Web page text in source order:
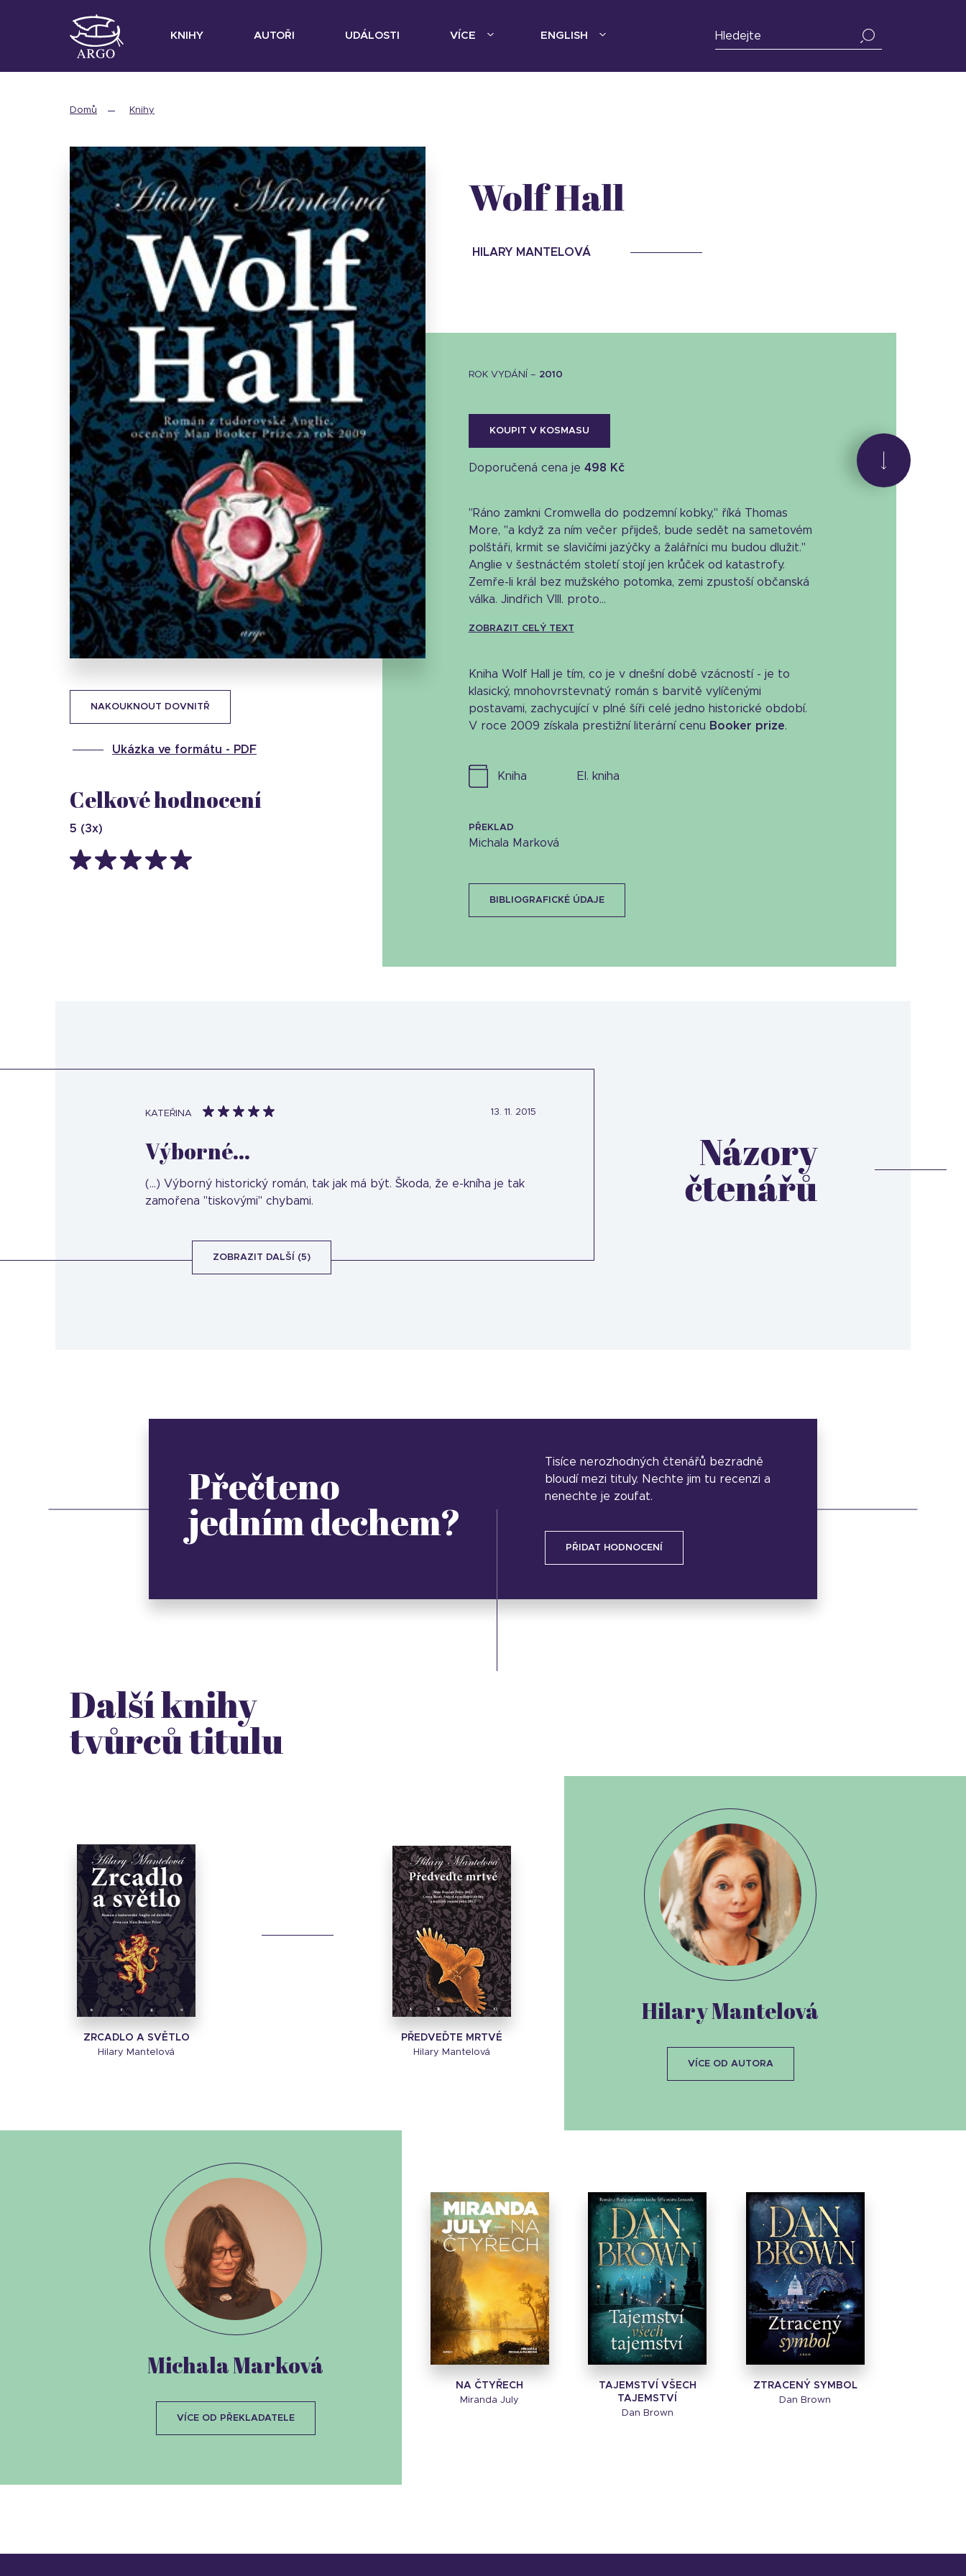
KNIHY AUTOŘI UDÁLOSTI VÍCE ENGLISH
Domů Knihy
Stáhnout obálku
34.38 KB
NAKOUKNOUT DOVNITŘ
Ukázka ve formátu - PDF
Wolf Hall
HILARY MANTELOVÁ
ROK VYDÁNÍ – 2010
KOUPIT V KOSMASU
Doporučená cena je 498 Kč
"Ráno zamkni Cromwella do podzemní kobky," říká Thomas
More, "a když za ním večer přijdeš, bude sedět na sametovém
polštáři, krmit se slavičími jazýčky a žalářníci mu budou dlužit."
Anglie v šestnáctém století stojí jen krůček od katastrofy.
Zemře-li král bez mužského potomka, zemi zpustoší občanská
válka. Jindřich VIII. proto...
ZOBRAZIT CELÝ TEXT
Kniha Wolf Hall je tím, co je v dnešní době vzácností - je to
klasický, mnohovrstevnatý román s barvitě vylíčenými
postavami, zachycující v plné šíři celé jedno historické období.
V roce 2009 získala prestižní literární cenu Booker prize.
kniha el. kniha
PŘEKLAD
Michala Marková
BIBLIOGRAFICKÉ ÚDAJE
Celkové hodnocení
5 (3x)
Názory
čtenářů
KATEŘINA 13. 11. 2015
Výborné...
(...) Výborný historický román, tak jak má být. Škoda, že e-kníha je tak
zamořena "tiskovými" chybami.
ZOBRAZIT DALŠÍ (5)
Přečteno
jedním dechem?
Tisíce nerozhodných čtenářů bezradně
bloudí mezi tituly. Nechte jim tu recenzi a
nenechte je zoufat.
PŘIDAT HODNOCENÍ
Další knihy
tvůrců titulu
ZRCADLO A SVĚTLO
Hilary Mantelová
PŘEDVEĎTE MRTVÉ
Hilary Mantelová
Hilary Mantelová
VÍCE OD AUTORA
NA ČTYŘECH
Miranda July
TAJEMSTVÍ VŠECH
TAJEMSTVÍ
Dan Brown
ZTRACENÝ SYMBOL
Dan Brown
Michala Marková
VÍCE OD PŘEKLADATELE